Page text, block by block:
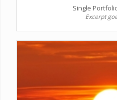
Single
Excerpt